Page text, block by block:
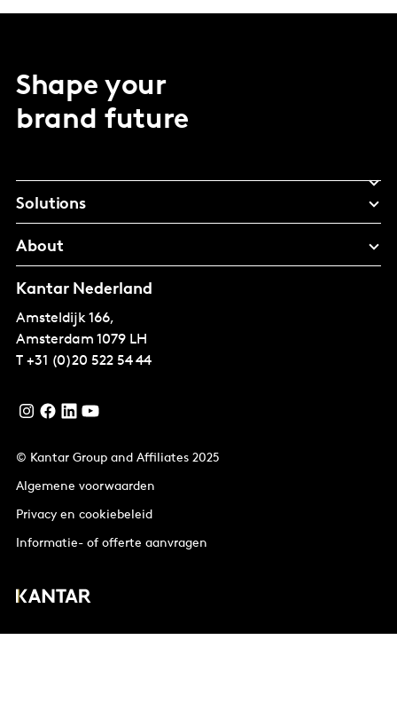
Shape your
brand future
Solutions
About
Kantar Nederland
Amsteldijk 166,
Amsterdam 1079 LH
T +31 (0)20 522 54 44
© Kantar Group and Affiliates 2025
Algemene voorwaarden
Privacy en cookiebeleid
Informatie- of offerte aanvragen